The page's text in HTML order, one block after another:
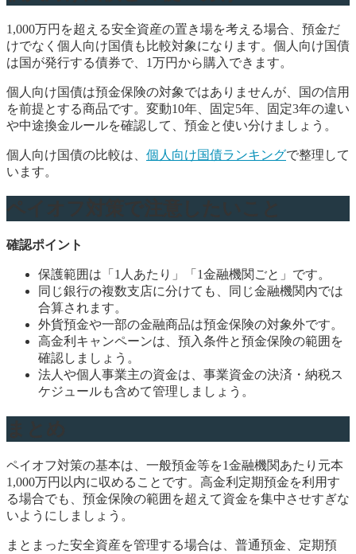
1,000万円を超える安全資産の置き場を考える場合、預金だ
けでなく個人向け国債も比較対象になります。個人向け国債
は国が発行する債券で、1万円から購入できます。
個人向け国債は預金保険の対象ではありませんが、国の信用
を前提とする商品です。変動10年、固定5年、固定3年の違い
や中途換金ルールを確認して、預金と使い分けましょう。
個人向け国債の比較は、 個人向け国債ランキングで整理して
います。
確認ポイント
保護範囲は「1人あたり」「1金融機関ごと」です。
同じ銀行の複数支店に分けても、同じ金融機関内では
合算されます。
外貨預金や一部の金融商品は預金保険の対象外です。
高金利キャンペーンは、預入条件と預金保険の範囲を
確認しましょう。
法人や個人事業主の資金は、事業資金の決済・納税ス
ケジュールも含めて管理しましょう。
ペイオフ対策の基本は、一般預金等を1金融機関あたり元本
1,000万円以内に収めることです。高金利定期預金を利用す
る場合でも、預金保険の範囲を超えて資金を集中させすぎな
いようにしましょう。
まとまった安全資産を管理する場合は、普通預金、定期預